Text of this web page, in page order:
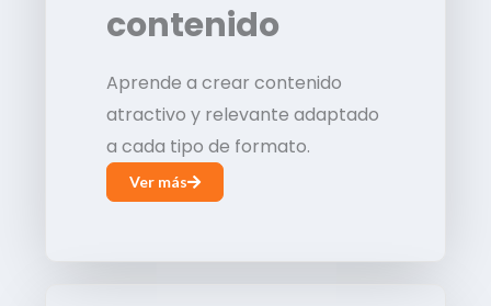
contenido
Aprende a crear contenido
atractivo y relevante adaptado
a cada tipo de formato.
Ver más